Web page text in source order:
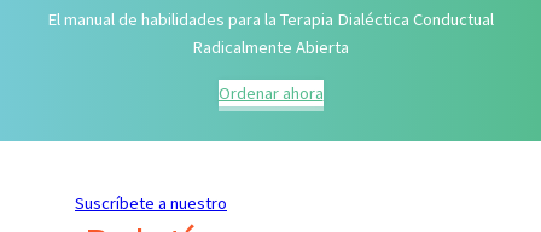
El manual de habilidades para la Terapia Dialéctica Conductual
Radicalmente Abierta
Ordenar ahora
Suscríbete a nuestro